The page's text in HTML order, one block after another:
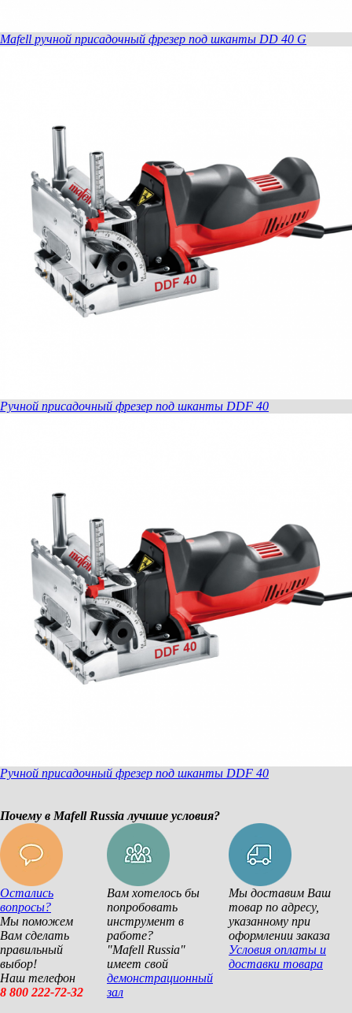
Mafell ручной присадочный фрезер под шканты DD 40 G
Ручной присадочный фрезер под шканты DDF 40
Ручной присадочный фрезер под шканты DDF 40
Почему в Mafell Russia лучшие условия?
Остались
вопросы?
Мы поможем
Вам сделать
правильный
выбор!
Наш телефон
8 800 222-72-32
Вам хотелось бы
попробовать
инструмент в
работе?
"Mafell Russia"
имеет свой
демонстрационный
зал
Мы доставим Ваш
товар по адресу,
указанному при
оформлении заказа
Условия оплаты и
доставки товара